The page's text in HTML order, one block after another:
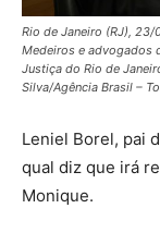
Rio de Janeiro (RJ),
Medeiros e advogados
Justiça do Rio de
Silva/Agência Brasil –
Leniel Borel, pai
qual diz que irá
Monique.